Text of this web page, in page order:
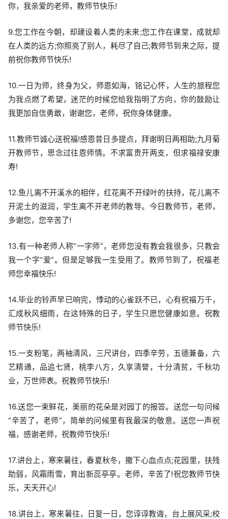
你，我亲爱的老师，教师节快乐!
9.您工作在今朝，却建设着人类的未来;您工作在课堂，成就却
在人类的远方;你照亮了别人，耗尽了自己;教师节到来之际，提
前祝你教师节快乐!
10.一日为师，终身为父，师恩如海，铭记心怀，人生的旅程您
为我点燃了希望，迷茫的时候您给我指明了方向，你的鼓励让
我更加自信勇敢，谢谢您，老师，祝你身体健康。
11.教师节诚心送祝福!感恩昔日多提点，拜谢明日两相助;九月菊
开教师节，思念过往恩师情。不求富贵开两支，但求福禄安康
寿!
12.鱼儿离不开溪水的相伴，红花离不开绿叶的扶持，花儿离不
开泥土的滋润，学生离不开老师的教导。今日教师节，老师，
多谢您，您辛苦了!
13.有一种老师人称“一字师”，老师您没有教会我很多，只教会
我一个字“爱”。但是足够我一生受用了。教师节到了，祝福老
师您幸福快乐!
14.毕业的铃声早已响完，悸动的心雀跃不已，心有祝福万千，
汇成秋风细雨，在这特殊的日子，学生只愿您健康如意。祝教
师节快乐!
15.一支粉笔，两袖清风，三尺讲台，四季辛劳，五德兼备，六
艺精通，品追七贤，桃李八方，久享清誉，十分清贫，千秋功
业，万世师表。祝教师节快乐!
16.送您一束鲜花，美丽的花朵是对园丁的报答。送您一句问候
“辛苦了，老师”，简单的问候里有我最深的敬意。送您一声祝
福，感谢老师，祝教师节快乐!
17.讲台上，寒来暑往，春夏秋冬，撒下心血点点;花园里，扶残
助弱，风霜雨雪，育出新蕊亭亭。老师，辛苦了!祝您教师节快
乐，天天开心!
18.讲台上，寒来暑往，日复一日，您谆谆教诲，台上展风采;校